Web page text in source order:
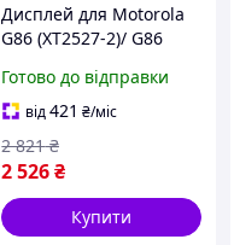
Дисплей для Motorola
G86 (XT2527-2)/ G86
чорним тачскрином і
синьою корпусною
рамкою Original
Готово до відправки
від421 ₴/міс
2 526₴
2 821 ₴
Купити